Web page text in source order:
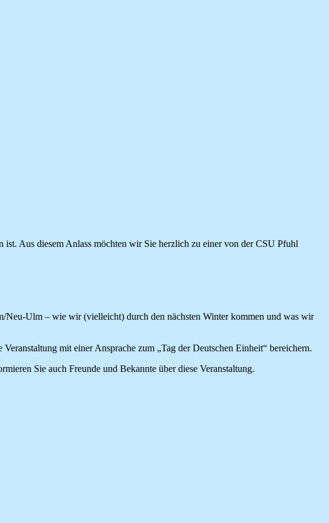
Aus diesem Anlass möchten wir Sie herzlich zu einer von der CSU Pfuhl
Ulm – wie wir (vielleicht) durch den nächsten Winter kommen und was wir
mit einer Ansprache zum „Tag der Deutschen Einheit“ bereichern.
Sie auch Freunde und Bekannte über diese Veranstaltung.